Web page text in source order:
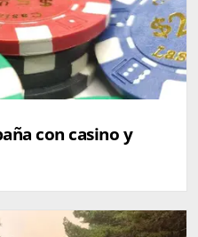
con casino y